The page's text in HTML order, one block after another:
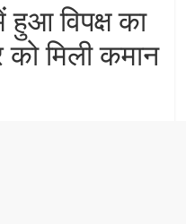
विपक्ष का
मिली कमान